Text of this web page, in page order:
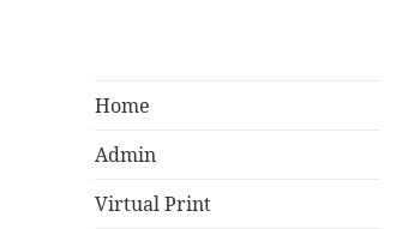
Home
Admin
Virtual Print